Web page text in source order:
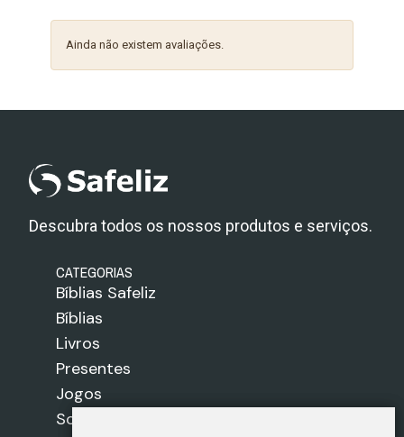
Ainda não existem avaliações.
Descubra todos os nossos produtos e serviços.
CATEGORIAS
Bíblias Safeliz
Bíblias
Livros
Presentes
Jogos
Sobre nós